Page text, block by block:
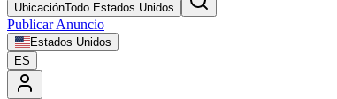
UbicaciónTodo Estados Unidos
Publicar Anuncio
Estados Unidos
ES